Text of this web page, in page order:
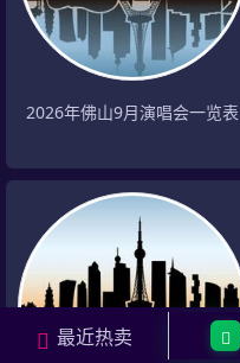
2026年佛山9月演唱会一览表
最近热卖